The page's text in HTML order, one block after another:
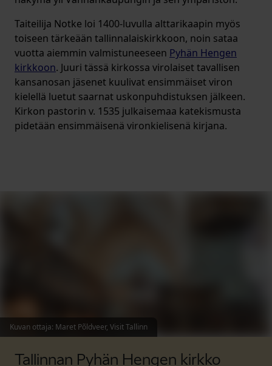
Taiteilija Notke loi 1400-luvulla alttarikaapin myös
toiseen tärkeään tallinnalaiskirkkoon, noin sataa
vuotta aiemmin valmistuneeseen Pyhän Hengen
kirkkoon. Juuri tässä kirkossa virolaiset tavallisen
kansanosan jäsenet kuulivat ensimmäiset viron
kielellä luetut saarnat uskonpuhdistuksen jälkeen.
Kirkon pastorin v. 1535 julkaisemaa katekismusta
pidetään ensimmäisenä vironkielisenä kirjana.
Kuvan ottaja: Maret Põldveer, Visit Tallinn
Tallinnan Pyhän Hengen kirkko